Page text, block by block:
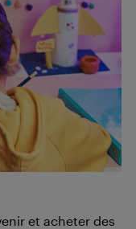
et acheter des